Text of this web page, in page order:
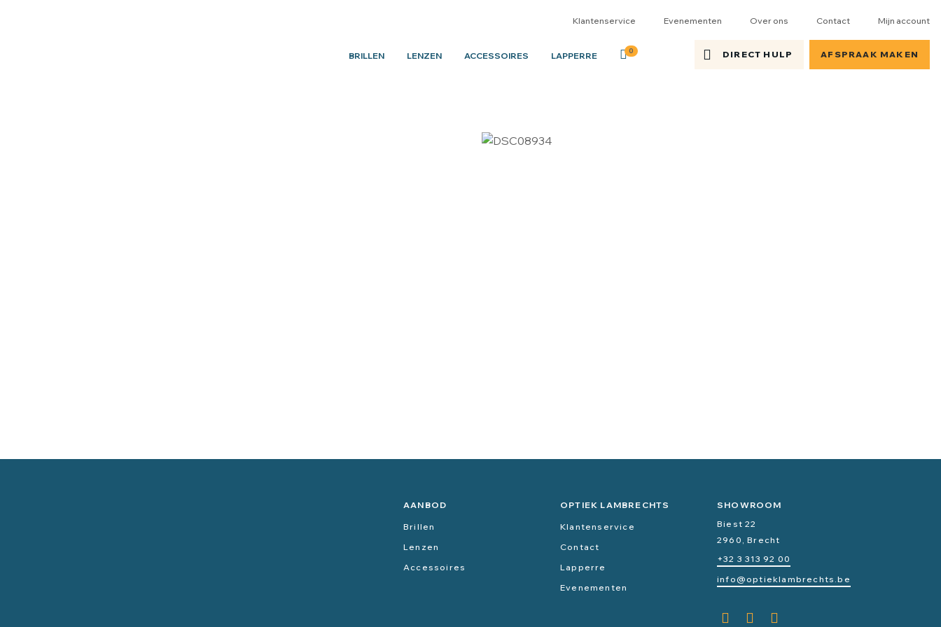
Klantenservice Evenementen Over ons Contact Mijn account
BRILLEN LENZEN ACCESSOIRES LAPPERRE 0 DIRECT HULP AFSPRAAK MAKEN
AANBOD
Brillen
Lenzen
Accessoires
OPTIEK LAMBRECHTS
Klantenservice
Contact
Lapperre
Evenementen
SHOWROOM
Biest 22
2960, Brecht
+32 3 313 92 00
info@optieklambrechts.be